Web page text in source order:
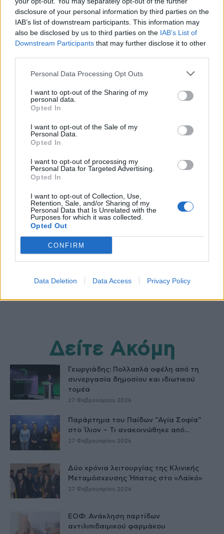
disclosure of your personal information by third parties on the
IAB’s list of downstream participants. This information may
also be disclosed by us to third parties on the IAB’s List of
Downstream Participants that may further disclose it to other
Personal Data Processing Opt Outs
I want to opt-out of the Sharing of my
personal data.
Opted In
I want to opt-out of the Sale of my
Personal Data.
Opted In
I want to opt-out of processing my
Personal Data for Targeted Advertising.
Opted In
I want to opt-out of Collection, Use,
Retention, Sale, and/or Sharing of my
Personal Data that Is Unrelated with the
Purposes for which it was collected.
Opted Out
CONFIRM
Data Deletion Data Access Privacy Policy
Νέο Κέντρο στο Χαροκόπειο για την παιδική
παχυσαρκία – Οι πυλώνες δράσης
σας προκαλούν χρόνια κόπωση
BQ.1.1 XBB μονοκλωνικά αντισώματα Όμικρον
healthstories
Δείτε Ακόμη
Γεωργιάδης: Πολλαπλά οφέλη από τη
συνεργασία δημοσίου και ιδιωτικού
τομέα
27 Φεβρουαρίου 2026
Παράρτημα του Παίδων “Αγία Σοφία”
στο Ίλιον – Τι ανακοινώθηκε από...
27 Φεβρουαρίου 2026
Δύο χρόνια λειτουργίας της Κλινικής
Μεταμόσχευσης Ήπατος στο «Λαϊκό»
27 Φεβρουαρίου 2026
ΕΟΦ: Ανάκληση παρτίδων
αντιλιπιδαιμικού φαρμάκου